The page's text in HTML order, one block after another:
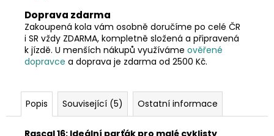
Doprava zdarma
Zakoupená kola vám osobně doručíme po celé ČR
i SR vždy ZDARMA, kompletně složená a připravená
k jízdě. U menších nákupů využíváme ověřené
dopravce a doprava je zdarma od 2500 Kč.
Popis Související (5) Ostatní informace
Rascal 16: Ideální parťák pro malé cyklisty